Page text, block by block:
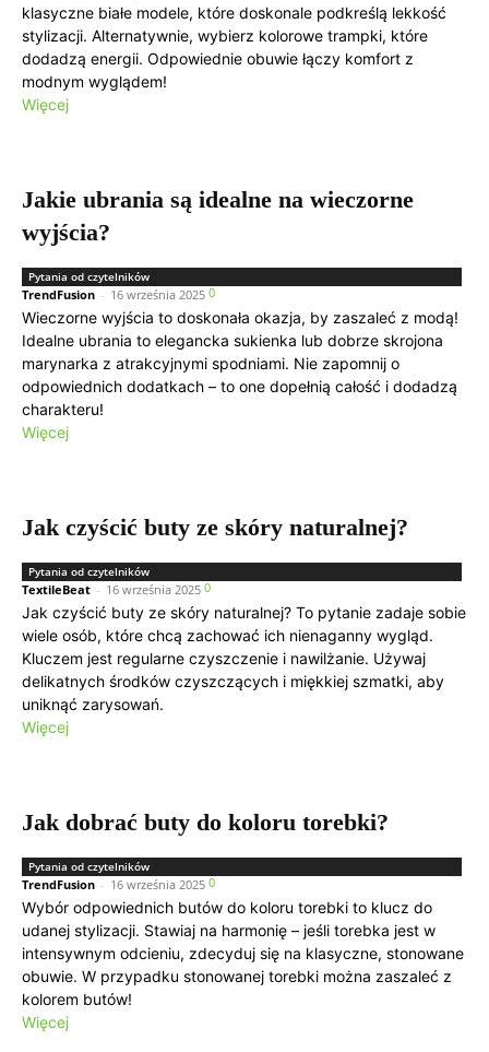
klasyczne białe modele, które doskonale podkreślą lekkość
stylizacji. Alternatywnie, wybierz kolorowe trampki, które
dodadzą energii. Odpowiednie obuwie łączy komfort z
modnym wyglądem!
Więcej
Jakie ubrania są idealne na wieczorne
wyjścia?
Pytania od czytelników
TrendFusion - 16 września 2025 0
Wieczorne wyjścia to doskonała okazja, by zaszaleć z modą!
Idealne ubrania to elegancka sukienka lub dobrze skrojona
marynarka z atrakcyjnymi spodniami. Nie zapomnij o
odpowiednich dodatkach – to one dopełnią całość i dodadzą
charakteru!
Więcej
Jak czyścić buty ze skóry naturalnej?
Pytania od czytelników
TextileBeat - 16 września 2025 0
Jak czyścić buty ze skóry naturalnej? To pytanie zadaje sobie
wiele osób, które chcą zachować ich nienaganny wygląd.
Kluczem jest regularne czyszczenie i nawilżanie. Używaj
delikatnych środków czyszczących i miękkiej szmatki, aby
uniknąć zarysowań.
Więcej
Jak dobrać buty do koloru torebki?
Pytania od czytelników
TrendFusion - 16 września 2025 0
Wybór odpowiednich butów do koloru torebki to klucz do
udanej stylizacji. Stawiaj na harmonię – jeśli torebka jest w
intensywnym odcieniu, zdecyduj się na klasyczne, stonowane
obuwie. W przypadku stonowanej torebki można zaszaleć z
kolorem butów!
Więcej